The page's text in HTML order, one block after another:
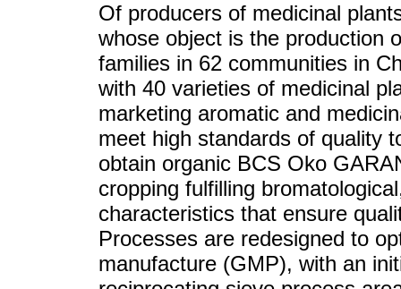
Of producers of medicinal
whose object is the production
families in 62 communities in
with 40 varieties of medicinal
marketing aromatic and
meet high standards of quality
obtain organic BCS Oko
cropping fulfilling
characteristics that ensure
Processes are redesigned to
manufacture (GMP), with an